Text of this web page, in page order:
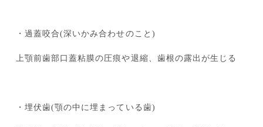
・過蓋咬合(深いかみ合わせのこと)
上顎前歯部口蓋粘膜の圧痕や退縮、歯根の露出が生じる
・埋伏歯(顎の中に埋まっている歯)